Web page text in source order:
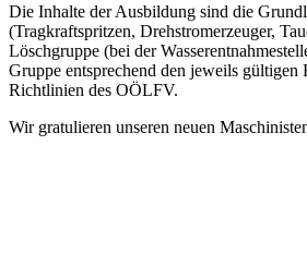
Die Inhalte der Ausbildung sind die
(Tragkraftspritzen, Drehstromerzeuger,
Löschgruppe (bei der
Gruppe entsprechend den jeweils
Richtlinien des OÖLFV.
Wir gratulieren unseren neuen